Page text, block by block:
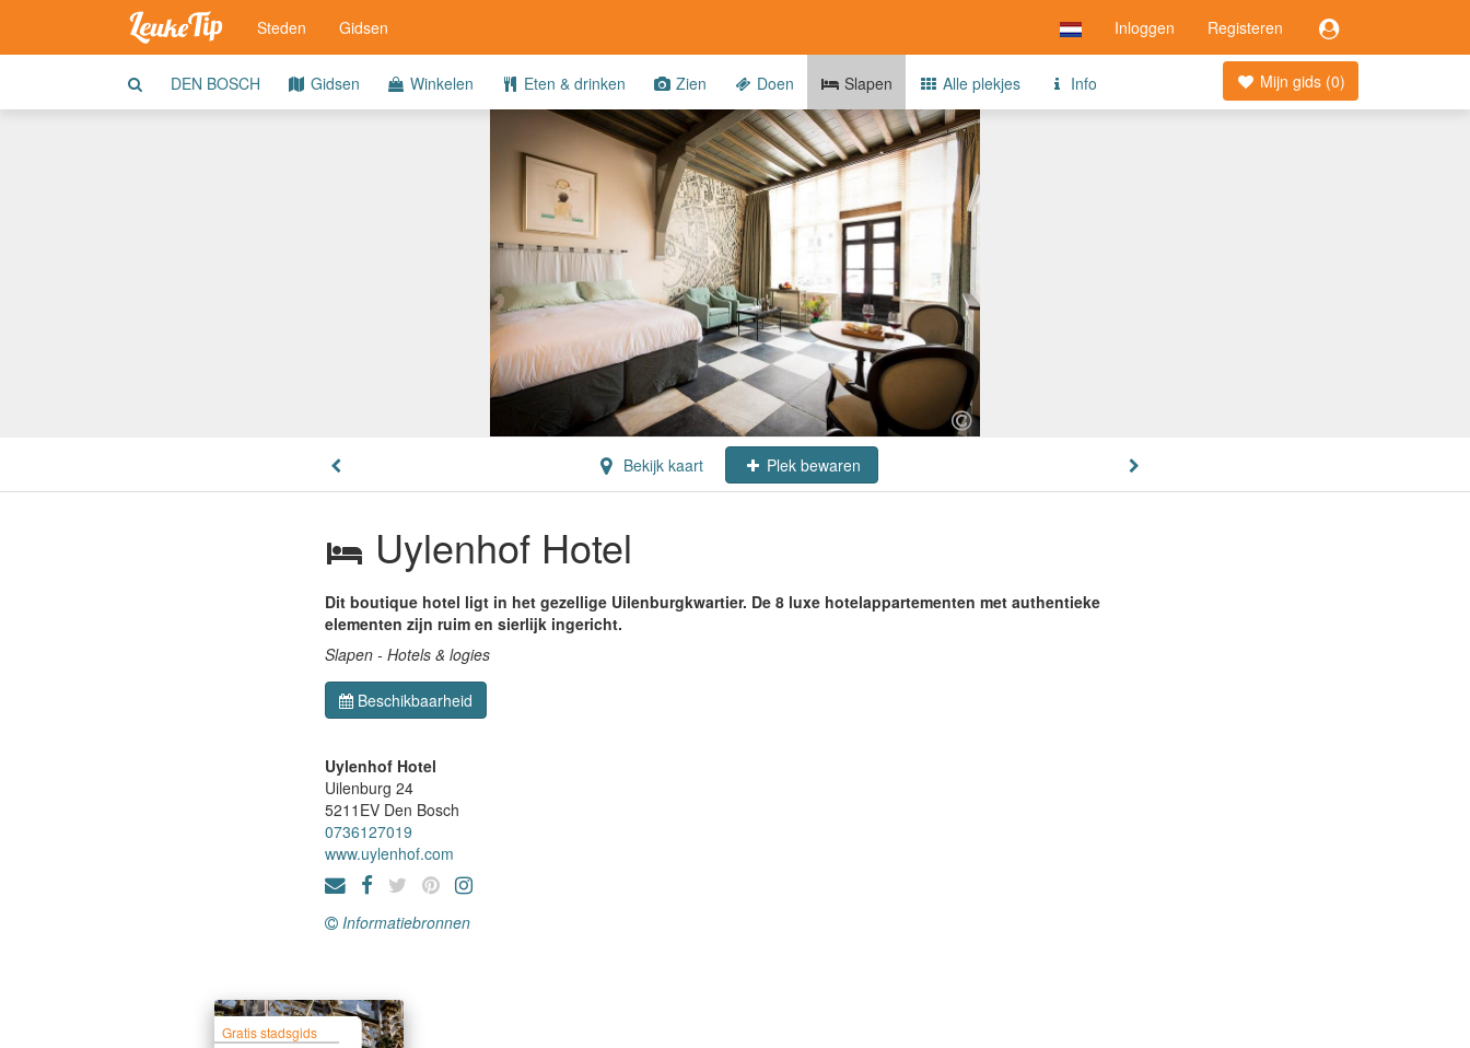
Inloggen Registeren
Steden Gidsen
Mijn gids (0)
DEN BOSCH Gidsen Winkelen Eten & drinken Zien Doen Slapen Alle plekjes Info
Bekijk kaart Plek bewaren
Uylenhof Hotel
Dit boutique hotel ligt in het gezellige Uilenburgkwartier. De 8 luxe hotelappartementen met authentieke
elementen zijn ruim en sierlijk ingericht.
Slapen - Hotels & logies
Beschikbaarheid
Uylenhof Hotel
Uilenburg 24
5211EV Den Bosch
0736127019
www.uylenhof.com
Informatiebronnen
Gratis stadsgids